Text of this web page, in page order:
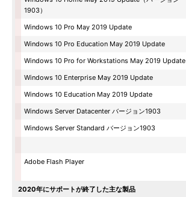
1903）
Windows 10 Pro May 2019 Update
Windows 10 Pro Education May 2019 Update
Windows 10 Pro for Workstations May 2019 Update
Windows 10 Enterprise May 2019 Update
Windows 10 Education May 2019 Update
Windows Server Datacenter バージョン1903
Windows Server Standard バージョン1903
Adobe Flash Player
2020年にサポートが終了した主な製品